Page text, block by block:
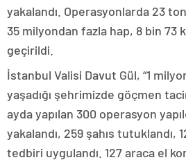
yakalandı. Operasyonlarda 23
35 milyondan fazla hap, 8 bin 73
geçirildi.
İstanbul Valisi Davut Gül, “1
yaşadığı şehrimizde göçmen
ayda yapılan 300 operasyon
yakalandı, 259 şahıs tutuklandı,
tedbiri uygulandı. 127 araca el